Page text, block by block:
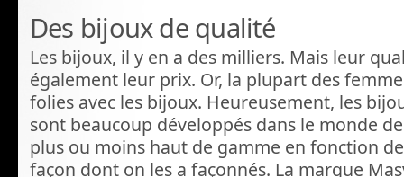
Des bijoux de qualité
Les bijoux, il y en a des milliers. Mais leur
également leur prix. Or, la plupart des
folies avec les bijoux. Heureusement, les
sont beaucoup développés dans le monde
plus ou moins haut de gamme en fonction
façon dont on les a façonnés. La marque